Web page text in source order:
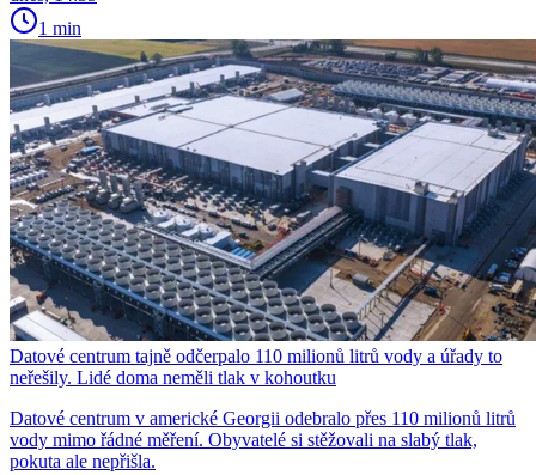
1 min
Datové centrum tajně odčerpalo 110 milionů litrů vody a úřady to
neřešily. Lidé doma neměli tlak v kohoutku
Datové centrum v americké Georgii odebralo přes 110 milionů litrů
vody mimo řádné měření. Obyvatelé si stěžovali na slabý tlak,
pokuta ale nepřišla.